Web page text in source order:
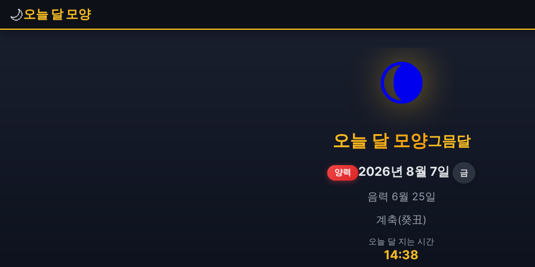
🌙오늘 달 모양
🌘
오늘 달 모양그믐달
양력 2026년 8월 7일 금
음력 6월 25일
계축(癸丑)
오늘 달 지는 시간
14:38